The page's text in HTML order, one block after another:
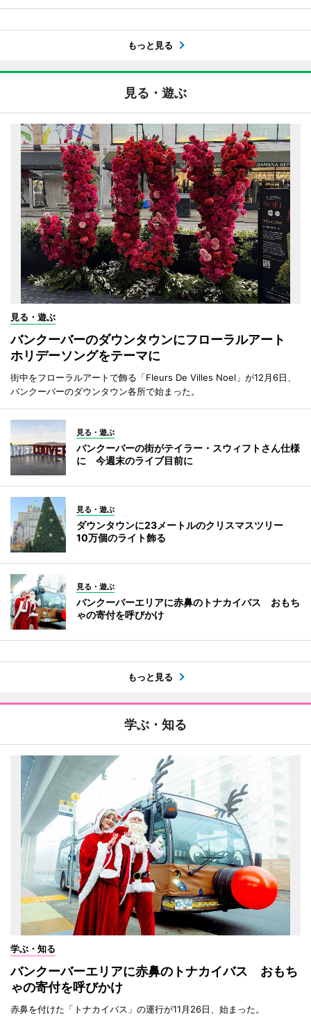
もっと見る
見る・遊ぶ
見る・遊ぶ
バンクーバーのダウンタウンにフローラルアート
ホリデーソングをテーマに
街中をフローラルアートで飾る「Fleurs De Villes Noel」が12月6日、
バンクーバーのダウンタウン各所で始まった。
見る・遊ぶ
バンクーバーの街がテイラー・スウィフトさん仕様
に 今週末のライブ目前に
見る・遊ぶ
ダウンタウンに23メートルのクリスマスツリー
10万個のライト飾る
見る・遊ぶ
バンクーバーエリアに赤鼻のトナカイバス おもち
ゃの寄付を呼びかけ
もっと見る
学ぶ・知る
学ぶ・知る
バンクーバーエリアに赤鼻のトナカイバス おもち
ゃの寄付を呼びかけ
赤鼻を付けた「トナカイバス」の運行が11月26日、始まった。